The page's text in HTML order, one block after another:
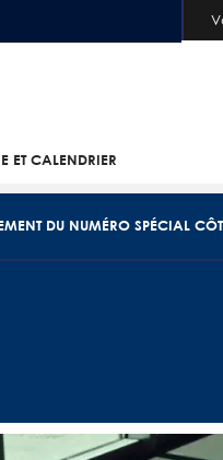
ET CALENDRIER
DU NUMÉRO SPÉCIAL